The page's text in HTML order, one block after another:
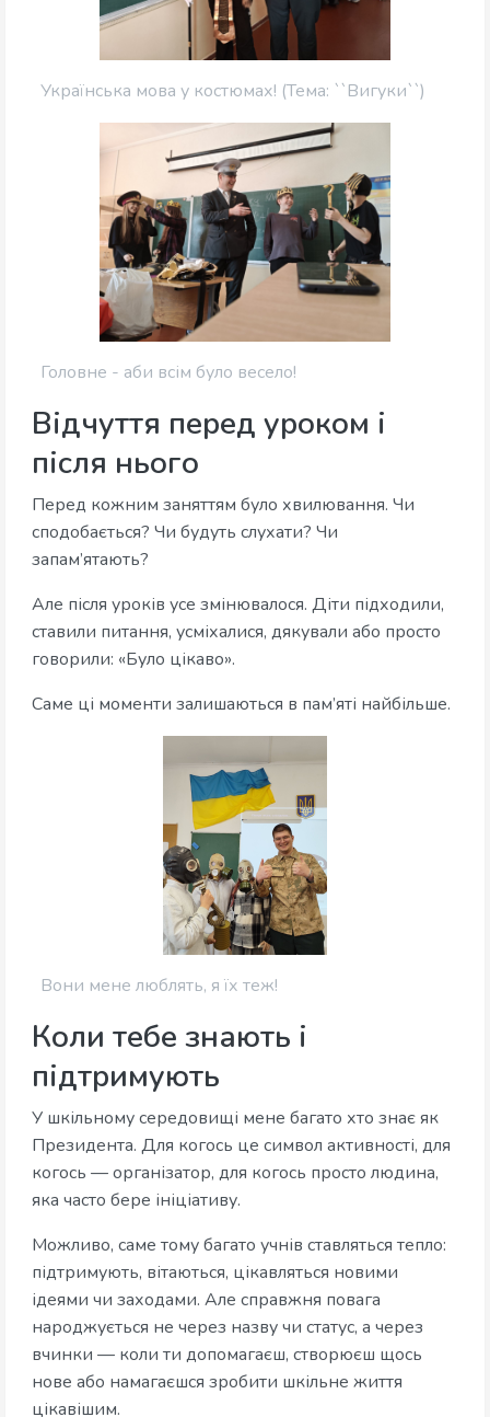
Українська мова у костюмах! (Тема: ``Вигуки``)
Головне - аби всім було весело!
Відчуття перед уроком і
після нього
Перед кожним заняттям було хвилювання. Чи
сподобається? Чи будуть слухати? Чи
запам’ятають?
Але після уроків усе змінювалося. Діти підходили,
ставили питання, усміхалися, дякували або просто
говорили: «Було цікаво».
Саме ці моменти залишаються в пам’яті найбільше.
Вони мене люблять, я їх теж!
Коли тебе знають і
підтримують
У шкільному середовищі мене багато хто знає як
Президента. Для когось це символ активності, для
когось — організатор, для когось просто людина,
яка часто бере ініціативу.
Можливо, саме тому багато учнів ставляться тепло:
підтримують, вітаються, цікавляться новими
ідеями чи заходами. Але справжня повага
народжується не через назву чи статус, а через
вчинки — коли ти допомагаєш, створюєш щось
нове або намагаєшся зробити шкільне життя
цікавішим.